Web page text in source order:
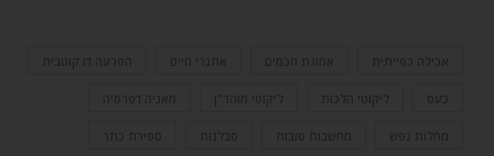
אכילה כפייתית אמונת חכמים אתגרי חיים הפרעה דו קוטבית
כעס ליקוטי הלכות ליקוטי מוהר"ן מאניה דפרסיה
מחלות נפש מחשבות טובות סבלנות ספירת כתר